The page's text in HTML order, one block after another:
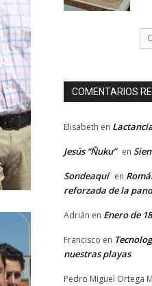
COMENTARIOS
Elisabeth en
Jesús “Ñuku” en
Sondeaquí en
reforzada de la
Adrián en Enero de
Francisco en
nuestras playas
Pedro Miguel Ortega